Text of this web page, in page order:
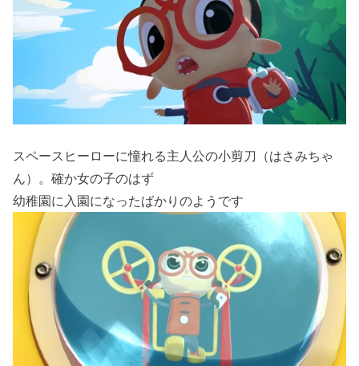
スペースヒーローに憧れる主人公の小剪刀（はさみちゃ
ん）。確か女の子のはず
幼稚園に入園になったばかりのようです